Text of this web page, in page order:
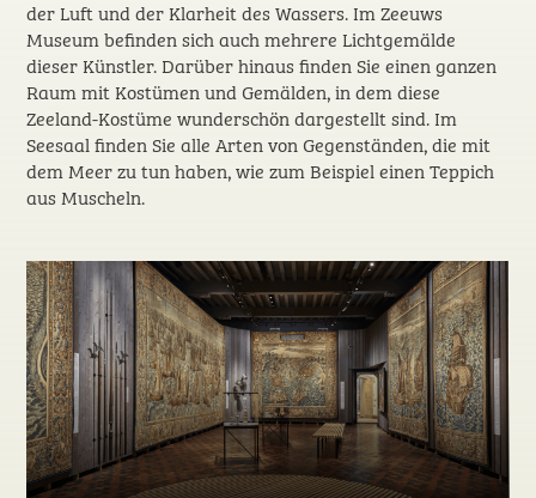
der Luft und der Klarheit des Wassers. Im Zeeuws
Museum befinden sich auch mehrere Lichtgemälde
dieser Künstler. Darüber hinaus finden Sie einen ganzen
Raum mit Kostümen und Gemälden, in dem diese
Zeeland-Kostüme wunderschön dargestellt sind. Im
Seesaal finden Sie alle Arten von Gegenständen, die mit
dem Meer zu tun haben, wie zum Beispiel einen Teppich
aus Muscheln.